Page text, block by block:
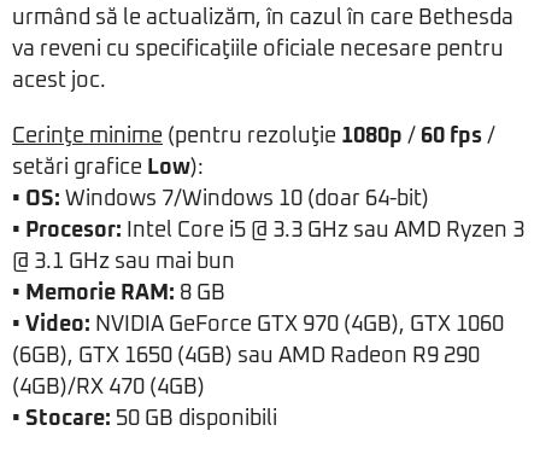
urmând să le actualizăm, în cazul în care Bethesda
va reveni cu specificaţiile oficiale necesare pentru
acest joc.
Cerinţe minime (pentru rezoluţie 1080p / 60 fps /
setări grafice Low):
• OS: Windows 7/Windows 10 (doar 64-bit)
• Procesor: Intel Core i5 @ 3.3 GHz sau AMD Ryzen 3
@ 3.1 GHz sau mai bun
• Memorie RAM: 8 GB
• Video: NVIDIA GeForce GTX 970 (4GB), GTX 1060
(6GB), GTX 1650 (4GB) sau AMD Radeon R9 290
(4GB)/RX 470 (4GB)
• Stocare: 50 GB disponibili